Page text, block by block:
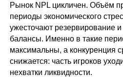
Рынок NPL цикличен. Объём
периоды экономического
ужесточают резервирование и
балансы. Именно в такие
максимальны, а конкуренция
снижается: часть игроков
нехватки ликвидности.